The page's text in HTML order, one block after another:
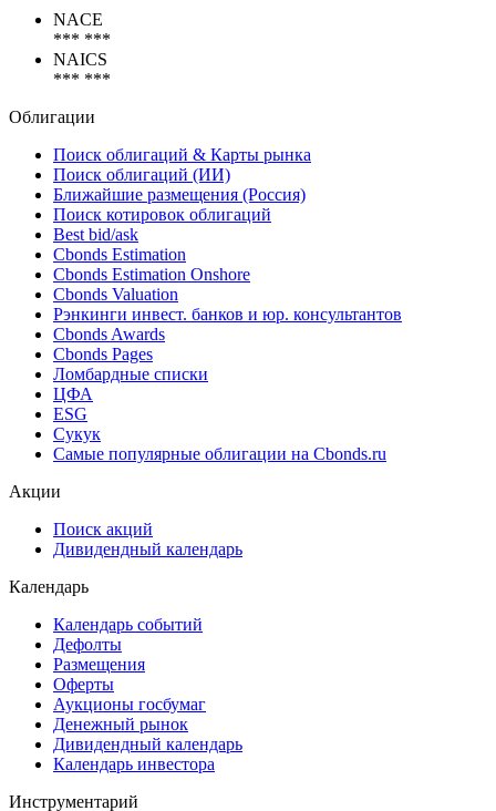
Коды
*** ***
*** ***
Облигации
Поиск облигаций & Карты рынка
Поиск облигаций (ИИ)
Ближайшие размещения (Россия)
Поиск котировок облигаций
Best bid/ask
Cbonds Estimation
Cbonds Estimation Onshore
Cbonds Valuation
Рэнкинги инвест. банков и юр. консультантов
Cbonds Awards
Cbonds Pages
Ломбардные списки
ESG
Самые популярные облигации на Cbonds.ru
Дивидендный календарь
Календарь
Календарь событий
Дефолты
Размещения
Оферты
Денежный рынок